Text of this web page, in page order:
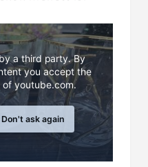
a third party. By
you accept the
of youtube.com.
Don't ask again